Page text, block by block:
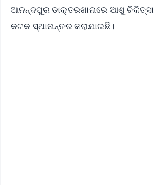
ଆନନ୍ଦପୁର ଡାକ୍ତରଖାନାରେ ଆଶୁ
କଟକ ସ୍ଥାନାନ୍ତର କରାଯାଇଛି।